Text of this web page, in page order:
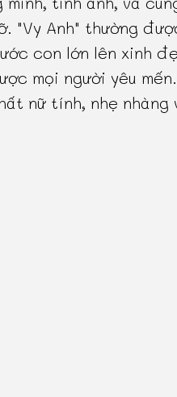
"Vy Anh" thường
con lớn lên xinh
mọi người yêu
nữ tính, nhẹ nhàng